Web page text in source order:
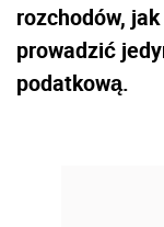
rozchodów,
prowadzić
podatkową.